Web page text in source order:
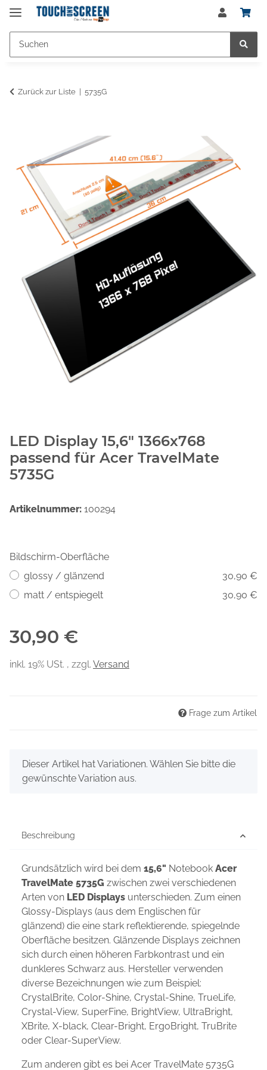
Zurück zur Liste 5735G
LED Display 15,6" 1366x768
passend für Acer TravelMate
5735G
Artikelnummer: 100294
Bildschirm-Oberfläche
glossy / glänzend
30,90 €
matt / entspiegelt
30,90 €
30,90 €
inkl. 19% USt. , zzgl. Versand
Frage zum Artikel
x
Dieser Artikel hat Variationen. Wählen Sie bitte die
gewünschte Variation aus.
Beschreibung
Grundsätzlich wird bei dem 15,6" Notebook Acer
TravelMate 5735G zwischen zwei verschiedenen
Arten von LED Displays unterschieden. Zum einen
Glossy-Displays (aus dem Englischen für
glänzend) die eine stark reflektierende, spiegelnde
Oberfläche besitzen. Glänzende Displays zeichnen
sich durch einen höheren Farbkontrast und ein
dunkleres Schwarz aus. Hersteller verwenden
diverse Bezeichnungen wie zum Beispiel:
CrystalBrite, Color-Shine, Crystal-Shine, TrueLife,
Crystal-View, SuperFine, BrightView, UltraBright,
XBrite, X-black, Clear-Bright, ErgoBright, TruBrite
oder Clear-SuperView.
Zum anderen gibt es bei Acer TravelMate 5735G